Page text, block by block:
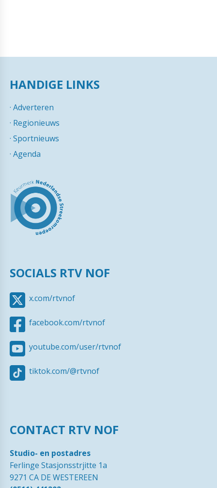
HANDIGE LINKS
· Adverteren
· Regionieuws
· Sportnieuws
· Agenda
SOCIALS RTV NOF
x.com/rtvnof
facebook.com/rtvnof
youtube.com/user/rtvnof
tiktok.com/@rtvnof
CONTACT RTV NOF
Studio- en postadres
Ferlinge Stasjonsstrjitte 1a
9271 CA DE WESTEREEN